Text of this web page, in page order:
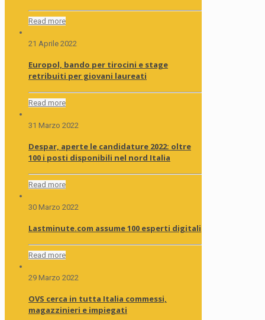
Read more
21 Aprile 2022
Europol, bando per tirocini e stage
retribuiti per giovani laureati
Read more
31 Marzo 2022
Despar, aperte le candidature 2022: oltre
100 i posti disponibili nel nord Italia
Read more
30 Marzo 2022
Lastminute.com assume 100 esperti digitali
Read more
29 Marzo 2022
OVS cerca in tutta Italia commessi,
magazzinieri e impiegati